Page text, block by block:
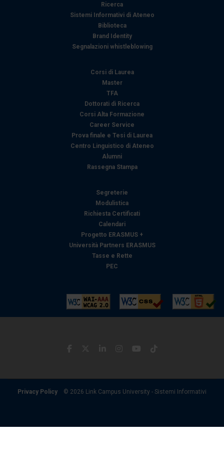
Ricerca
Sistemi Informativi di Ateneo
Biblioteca
Brand Identity
Segnalazioni whistleblowing
Corsi di Laurea
Master
TFA
Dottorati di Ricerca
Corsi Alta Formazione
Career Service
Prova finale e Tesi di Laurea
Centro Linguistico di Ateneo
Alumni
Rassegna Stampa
Segreterie
Modulistica
Richiesta Certificati
Calendari
Progetto ERASMUS +
Università Partners ERASMUS
Tasse e Rette
PEC
Privacy Policy © 2026 Link Campus University - Sistemi Informativi